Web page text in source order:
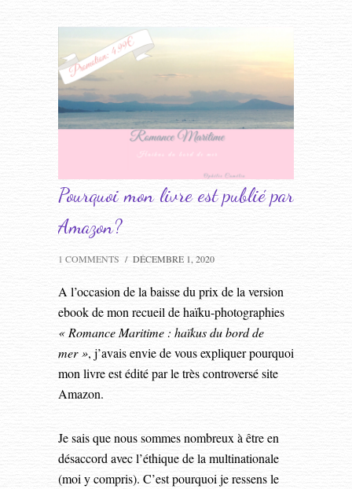
Pourquoi mon livre est publié par
Amazon?
1 COMMENTS / DÉCEMBRE 1, 2020
A l’occasion de la baisse du prix de la version
ebook de mon recueil de haïku-photographies
« Romance Maritime : haïkus du bord de
mer », j’avais envie de vous expliquer pourquoi
mon livre est édité par le très controversé site
Amazon.
Je sais que nous sommes nombreux à être en
désaccord avec l’éthique de la multinationale
(moi y compris). C’est pourquoi je ressens le